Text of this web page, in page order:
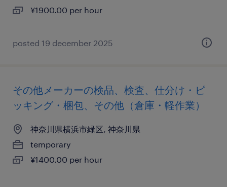
¥1900.00 per hour
posted 19 december 2025
その他メーカーの検品、検査、仕分け・ピ
ッキング・梱包、その他（倉庫・軽作業）
神奈川県横浜市緑区, 神奈川県
temporary
¥1400.00 per hour